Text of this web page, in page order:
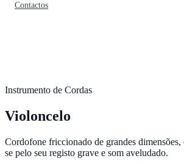
Contactos
Instrumento de Cordas
Violoncelo
Cordofone friccionado de grandes
se pelo seu registo grave e som aveludado.